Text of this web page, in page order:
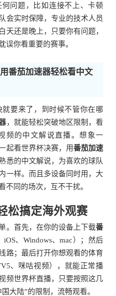
问题，比如连接不上、卡顿
会实时保障，专业的技术人员
天还是晚上，只要你有问题，
误你看重要的赛事。
番茄加速器轻松看中文
要来了，到时候不管你在哪
，就能轻松突破地区限制，看
频的中文解说直播。想象一
起看世界杯决赛，用番茄加速
悉的中文解说，为喜欢的球队
一样。而且多设备同时用，大
不同的场次，互不干扰。
松搞定海外观赛
。首先，在你的设备上下载番
、Windows、mac）；然后
路；最后打开你想观看的体育
、咪咕视频），就能正常播
频世界杯直播，只要按照这几
大陆”的限制，流畅观看。